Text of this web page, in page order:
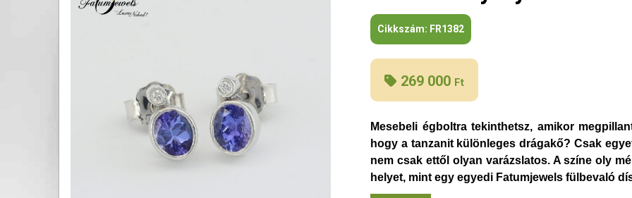
Cikkszám: FR1382
269 000 Ft
Mesebeli égboltra tekinthetsz, amikor
hogy a tanzanit különleges drágakő? Csak
nem csak ettől olyan varázslatos. A színe oly
helyet, mint egy egyedi Fatumjewels fülbevaló